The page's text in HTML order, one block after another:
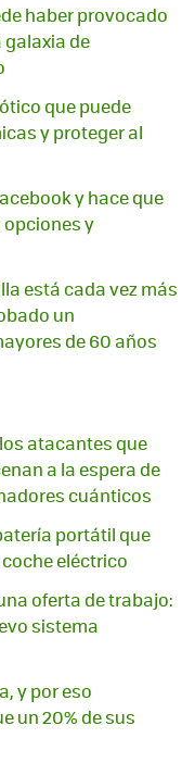
haber provocado
galaxia de
que puede
y proteger al
y hace que
opciones y
está cada vez más
un
de 60 años
atacantes que
a la espera de
cuánticos
portátil que
eléctrico
oferta de trabajo:
sistema
y por eso
un 20% de sus